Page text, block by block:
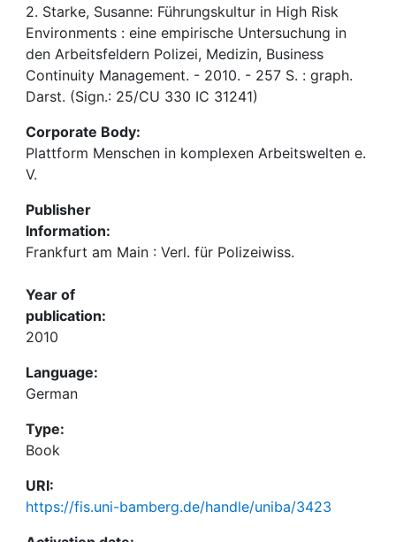
2. Starke, Susanne: Führungskultur in High Risk
Environments : eine empirische Untersuchung in
den Arbeitsfeldern Polizei, Medizin, Business
Continuity Management. - 2010. - 257 S. : graph.
Darst. (Sign.: 25/CU 330 IC 31241)
Corporate Body:
Plattform Menschen in komplexen Arbeitswelten e.
V.
Publisher
Information:
Frankfurt am Main : Verl. für Polizeiwiss.
Year of
publication:
2010
Language:
German
Type:
Book
URI:
https://fis.uni-bamberg.de/handle/uniba/3423